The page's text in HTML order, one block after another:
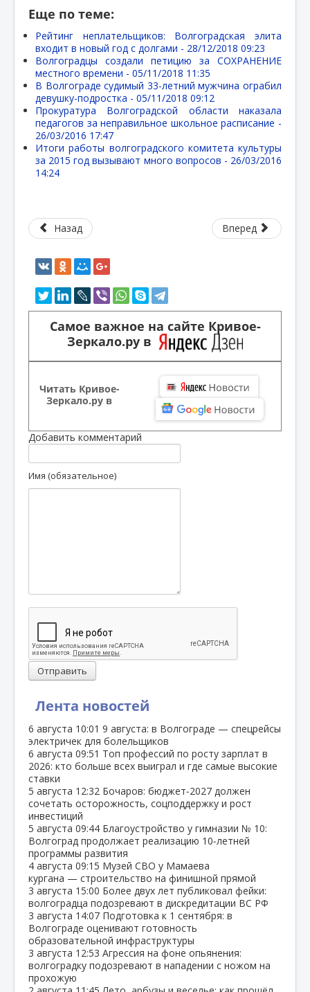
Лента новостей
6 августа 10:01 9 августа: в Волгограде — спецрейсы
электричек для болельщиков
6 августа 09:51 Топ профессий по росту зарплат в
2026: кто больше всех выиграл и где самые высокие
ставки
5 августа 12:32 Бочаров: бюджет‑2027 должен
сочетать осторожность, соцподдержку и рост
инвестиций
5 августа 09:44 Благоустройство у гимназии № 10:
Волгоград продолжает реализацию 10‑летней
программы развития
4 августа 09:15 Музей СВО у Мамаева
кургана — строительство на финишной прямой
3 августа 15:00 Более двух лет публиковал фейки:
волгоградца подозревают в дискредитации ВС РФ
3 августа 14:07 Подготовка к 1 сентября: в
Волгограде оценивают готовность
образовательной инфраструктуры
3 августа 12:53 Агрессия на фоне опьянения:
волгоградку подозревают в нападении с ножом на
прохожую
Еще по теме:
Рейтинг неплательщиков: Волгоградская элита
входит в новый год с долгами - 28/12/2018 09:23
Волгоградцы создали петицию за СОХРАНЕНИЕ
местного времени - 05/11/2018 11:35
В Волгограде судимый 33-летний мужчина ограбил
девушку-подростка - 05/11/2018 09:12
Прокуратура Волгоградской области наказала
педагогов за неправильное школьное расписание -
26/03/2016 17:47
Итоги работы волгоградского комитета культуры
за 2015 год вызывают много вопросов - 26/03/2016
14:24
Назад Вперед
Самое важное на сайте Кривое-
Зеркало.ру в
Читать Кривое-
Зеркало.ру в
Добавить комментарий
Имя (обязательное)
Отправить